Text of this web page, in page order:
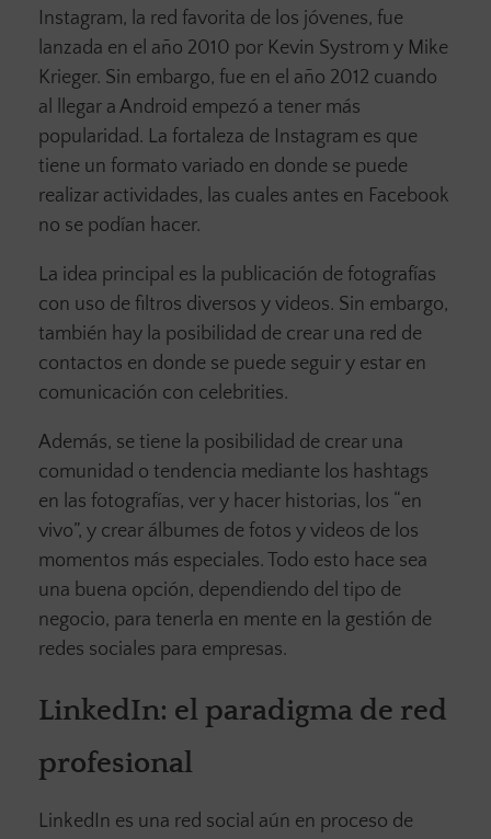
Instagram, la red favorita de los jóvenes, fue
lanzada en el año 2010 por Kevin Systrom y Mike
Krieger. Sin embargo, fue en el año 2012 cuando
al llegar a Android empezó a tener más
popularidad. La fortaleza de Instagram es que
tiene un formato variado en donde se puede
realizar actividades, las cuales antes en Facebook
no se podían hacer.
La idea principal es la publicación de fotografías
con uso de filtros diversos y videos. Sin embargo,
también hay la posibilidad de crear una red de
contactos en donde se puede seguir y estar en
comunicación con celebrities.
Además, se tiene la posibilidad de crear una
comunidad o tendencia mediante los hashtags
en las fotografías, ver y hacer historias, los “en
vivo”, y crear álbumes de fotos y videos de los
momentos más especiales. Todo esto hace sea
una buena opción, dependiendo del tipo de
negocio, para tenerla en mente en la gestión de
redes sociales para empresas.
LinkedIn: el paradigma de red
profesional
LinkedIn es una red social aún en proceso de